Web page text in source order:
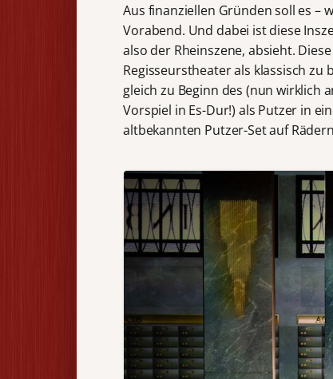
Aus finanziellen Gründen soll es –
Vorabend. Und dabei ist diese
also der Rheinszene, absieht.
Regisseurstheater als klassisch
gleich zu Beginn des (nun wirklich
Vorspiel in Es-Dur!) als Putzer in
altbekannten Putzer-Set auf